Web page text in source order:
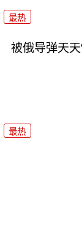
最热
被俄导弹天天
最热